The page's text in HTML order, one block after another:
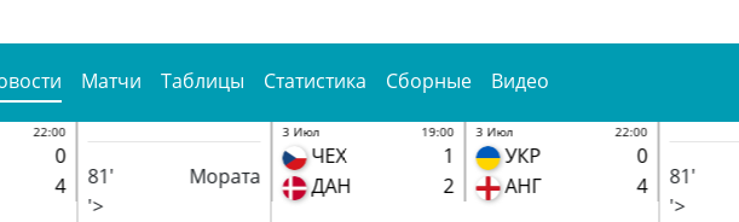
Матчи Таблицы Статистика Сборные Видео
22:00
0
4 81'
Мората
'>
3 Июл 19:00
ЧЕХ
1
ДАН
2
3 Июл 22:00
УКР
0
АНГ
4 81'
'>